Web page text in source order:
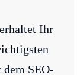
Ihr
SEO-